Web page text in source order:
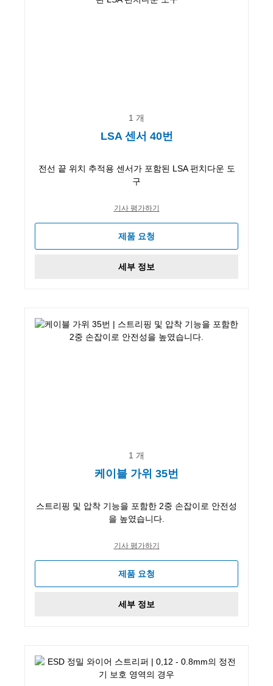
1 개
LSA 센서 40번
전선 끝 위치 추적용 센서가 포함된 LSA 펀치다운 도
구
기사 평가하기
제품 요청
세부 정보
1 개
케이블 가위 35번
스트리핑 및 압착 기능을 포함한 2중 손잡이로 안전성
을 높였습니다.
기사 평가하기
제품 요청
세부 정보